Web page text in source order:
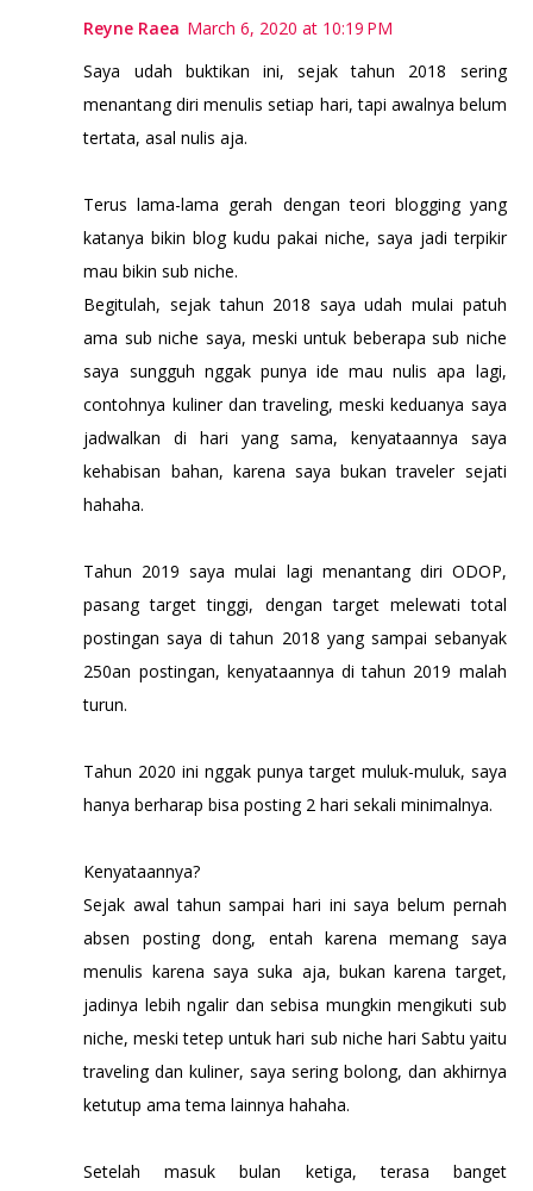
Reyne Raea March 6, 2020 at 10:19 PM
Saya udah buktikan ini, sejak tahun 2018 sering
menantang diri menulis setiap hari, tapi awalnya belum
tertata, asal nulis aja.
Terus lama-lama gerah dengan teori blogging yang
katanya bikin blog kudu pakai niche, saya jadi terpikir
mau bikin sub niche.
Begitulah, sejak tahun 2018 saya udah mulai patuh
ama sub niche saya, meski untuk beberapa sub niche
saya sungguh nggak punya ide mau nulis apa lagi,
contohnya kuliner dan traveling, meski keduanya saya
jadwalkan di hari yang sama, kenyataannya saya
kehabisan bahan, karena saya bukan traveler sejati
hahaha.
Tahun 2019 saya mulai lagi menantang diri ODOP,
pasang target tinggi, dengan target melewati total
postingan saya di tahun 2018 yang sampai sebanyak
250an postingan, kenyataannya di tahun 2019 malah
turun.
Tahun 2020 ini nggak punya target muluk-muluk, saya
hanya berharap bisa posting 2 hari sekali minimalnya.
Kenyataannya?
Sejak awal tahun sampai hari ini saya belum pernah
absen posting dong, entah karena memang saya
menulis karena saya suka aja, bukan karena target,
jadinya lebih ngalir dan sebisa mungkin mengikuti sub
niche, meski tetep untuk hari sub niche hari Sabtu yaitu
traveling dan kuliner, saya sering bolong, dan akhirnya
ketutup ama tema lainnya hahaha.
Setelah masuk bulan ketiga, terasa banget